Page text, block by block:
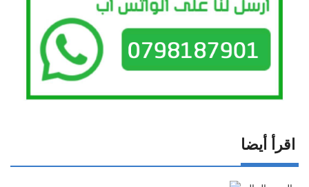
اقرأ أيضا